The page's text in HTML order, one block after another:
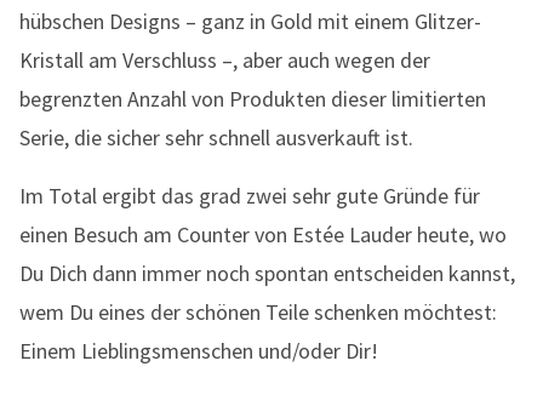
hübschen Designs – ganz in Gold mit einem Glitzer-
Kristall am Verschluss –, aber auch wegen der
begrenzten Anzahl von Produkten dieser limitierten
Serie, die sicher sehr schnell ausverkauft ist.
Im Total ergibt das grad zwei sehr gute Gründe für
einen Besuch am Counter von Estée Lauder heute, wo
Du Dich dann immer noch spontan entscheiden kannst,
wem Du eines der schönen Teile schenken möchtest:
Einem Lieblingsmenschen und/oder Dir!